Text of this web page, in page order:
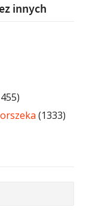
innych
(1333)